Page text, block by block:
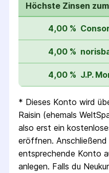
Höchste Zinsen
4,00 %
4,00 %
4,00 % J.P.
* Dieses Konto wird
Raisin (ehemals
also erst ein
eröffnen.
entsprechende Konto
anlegen. Falls du